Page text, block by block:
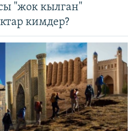
"жок кылган"
кимдер?